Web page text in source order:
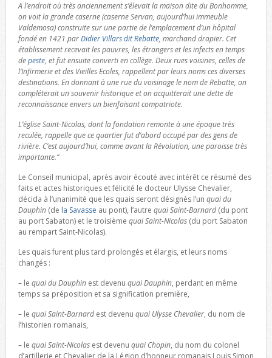
A l’endroit où très anciennement s’élevait la maison dite du Bonhomme,
on voit la grande caserne (caserne Servan, aujourd’hui immeuble
Valdemosa) construite sur une partie de l’emplacement d’un hôpital
fondé en 1421 parDidier Villars dit Rebatte, marchand drapier. Cet
établissement recevait les pauvres, les étrangers et les infects en temps
depeste, et fut ensuite converti en collège. Deux rues voisines, celles de
l’Infirmerie et des Vieilles Ecoles, rappellent par leurs noms ces diverses
destinations. En donnant à une rue du voisinage le nom de Rebatte, on
compléterait un souvenir historique et on acquitterait une dette de
reconnaissance envers un bienfaisant compatriote.
L’église Saint-Nicolas, dont la fondation remonte à une époque très
reculée, rappelle que ce quartier fut d’abord occupé par des gens de
rivière. C’est aujourd’hui, comme avant la Révolution, une paroisse très
importante.”
Le Conseil municipal, après avoir écouté avec intérêt ce résumé des
faits et actes historiques et félicité le docteur Ulysse Chevalier,
décida à l’unanimité que les quais seront désignés l’un quai du
Dauphin(de la Savasse au pont), l’autre quai Saint-Barnard(du pont
au port Sabaton) et le troisième quai Saint-Nicolas(du port Sabaton
au rempart Saint-Nicolas).
Les quais furent plus tard prolongés et élargis, et leurs noms
changés :
– le quai du Dauphinest devenu quai Dauphin, perdant en même
temps sa préposition et sa signification première,
– le quai Saint-Barnardest devenu quai Ulysse Chevalier, du nom de
l’historien romanais,
– le quai Saint-Nicolasest devenu quai Chopin, du nom du colonel
d’artillerie et Chevalier de la Légion d’honneur romanais Louis Simon